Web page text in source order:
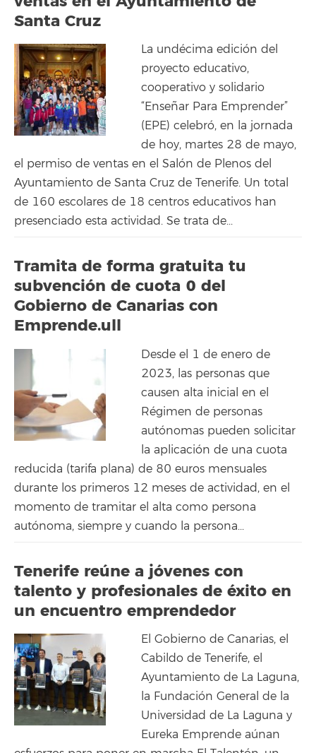
Santa Cruz
La undécima edición del
proyecto educativo,
cooperativo y solidario
“Enseñar Para Emprender”
(EPE) celebró, en la jornada
de hoy, martes 28 de mayo,
el permiso de ventas en el Salón de Plenos del
Ayuntamiento de Santa Cruz de Tenerife. Un total
de 160 escolares de 18 centros educativos han
presenciado esta actividad. Se trata de...
Tramita de forma gratuita tu
subvención de cuota 0 del
Gobierno de Canarias con
Emprende.ull
Desde el 1 de enero de
2023, las personas que
causen alta inicial en el
Régimen de personas
autónomas pueden solicitar
la aplicación de una cuota
reducida (tarifa plana) de 80 euros mensuales
durante los primeros 12 meses de actividad, en el
momento de tramitar el alta como persona
autónoma, siempre y cuando la persona...
Tenerife reúne a jóvenes con
talento y profesionales de éxito en
un encuentro emprendedor
El Gobierno de Canarias, el
Cabildo de Tenerife, el
Ayuntamiento de La Laguna,
la Fundación General de la
Universidad de La Laguna y
Eureka Emprende aúnan